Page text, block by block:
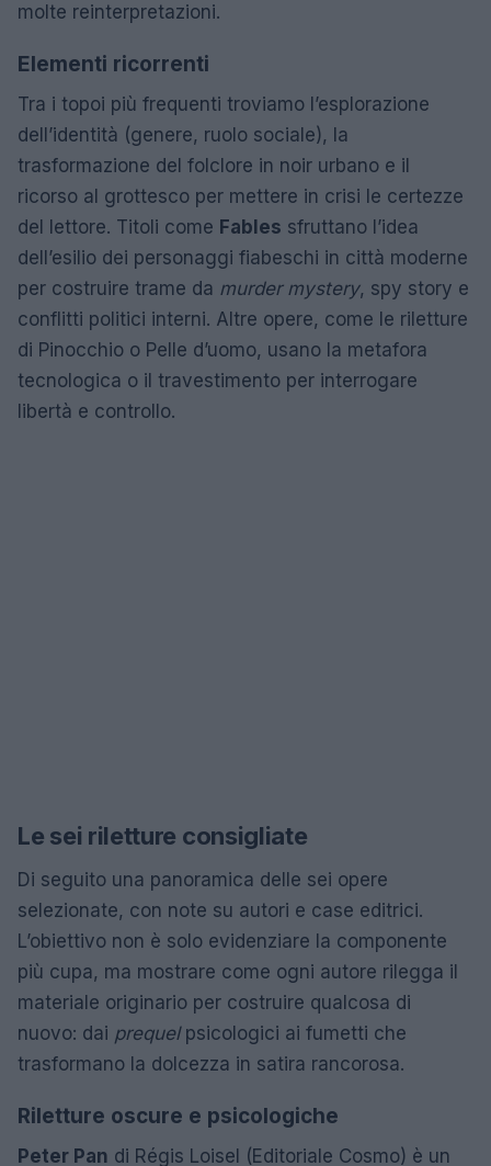
molte reinterpretazioni.
Elementi ricorrenti
Tra i topoi più frequenti troviamo l’esplorazione
dell’identità (genere, ruolo sociale), la
trasformazione del folclore in noir urbano e il
ricorso al grottesco per mettere in crisi le certezze
del lettore. Titoli come Fables sfruttano l’idea
dell’esilio dei personaggi fiabeschi in città moderne
per costruire trame da murder mystery, spy story e
conflitti politici interni. Altre opere, come le riletture
di Pinocchio o Pelle d’uomo, usano la metafora
tecnologica o il travestimento per interrogare
libertà e controllo.
Le sei riletture consigliate
Di seguito una panoramica delle sei opere
selezionate, con note su autori e case editrici.
L’obiettivo non è solo evidenziare la componente
più cupa, ma mostrare come ogni autore rilegga il
materiale originario per costruire qualcosa di
nuovo: dai prequelpsicologici ai fumetti che
trasformano la dolcezza in satira rancorosa.
Riletture oscure e psicologiche
Peter Pan di Régis Loisel (Editoriale Cosmo) è un